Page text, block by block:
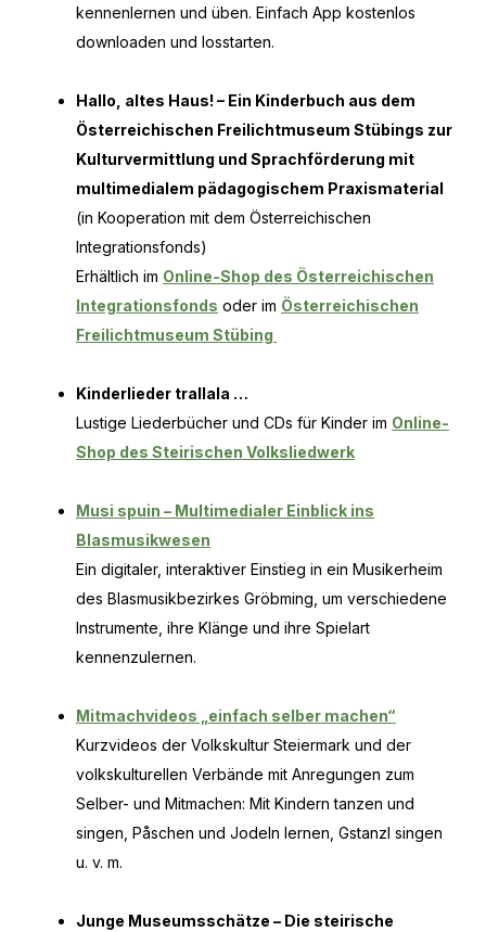
kennenlernen und üben. Einfach App kostenlos
downloaden und losstarten.
Hallo, altes Haus! – Ein Kinderbuch aus dem
Österreichischen Freilichtmuseum Stübings zur
Kulturvermittlung und Sprachförderung mit
multimedialem pädagogischem Praxismaterial
(in Kooperation mit dem Österreichischen
Integrationsfonds)
Erhältlich im Online-Shop des Österreichischen
Integrationsfonds oder im Österreichischen
Freilichtmuseum Stübing
Kinderlieder trallala …
Lustige Liederbücher und CDs für Kinder im Online-
Shop des Steirischen Volksliedwerk
Musi spuin – Multimedialer Einblick ins
Blasmusikwesen
Ein digitaler, interaktiver Einstieg in ein Musikerheim
des Blasmusikbezirkes Gröbming, um verschiedene
Instrumente, ihre Klänge und ihre Spielart
kennenzulernen.
Mitmachvideos „einfach selber machen“
Kurzvideos der Volkskultur Steiermark und der
volkskulturellen Verbände mit Anregungen zum
Selber- und Mitmachen: Mit Kindern tanzen und
singen, Påschen und Jodeln lernen, Gstanzl singen
u. v. m.
Junge Museumsschätze – Die steirische